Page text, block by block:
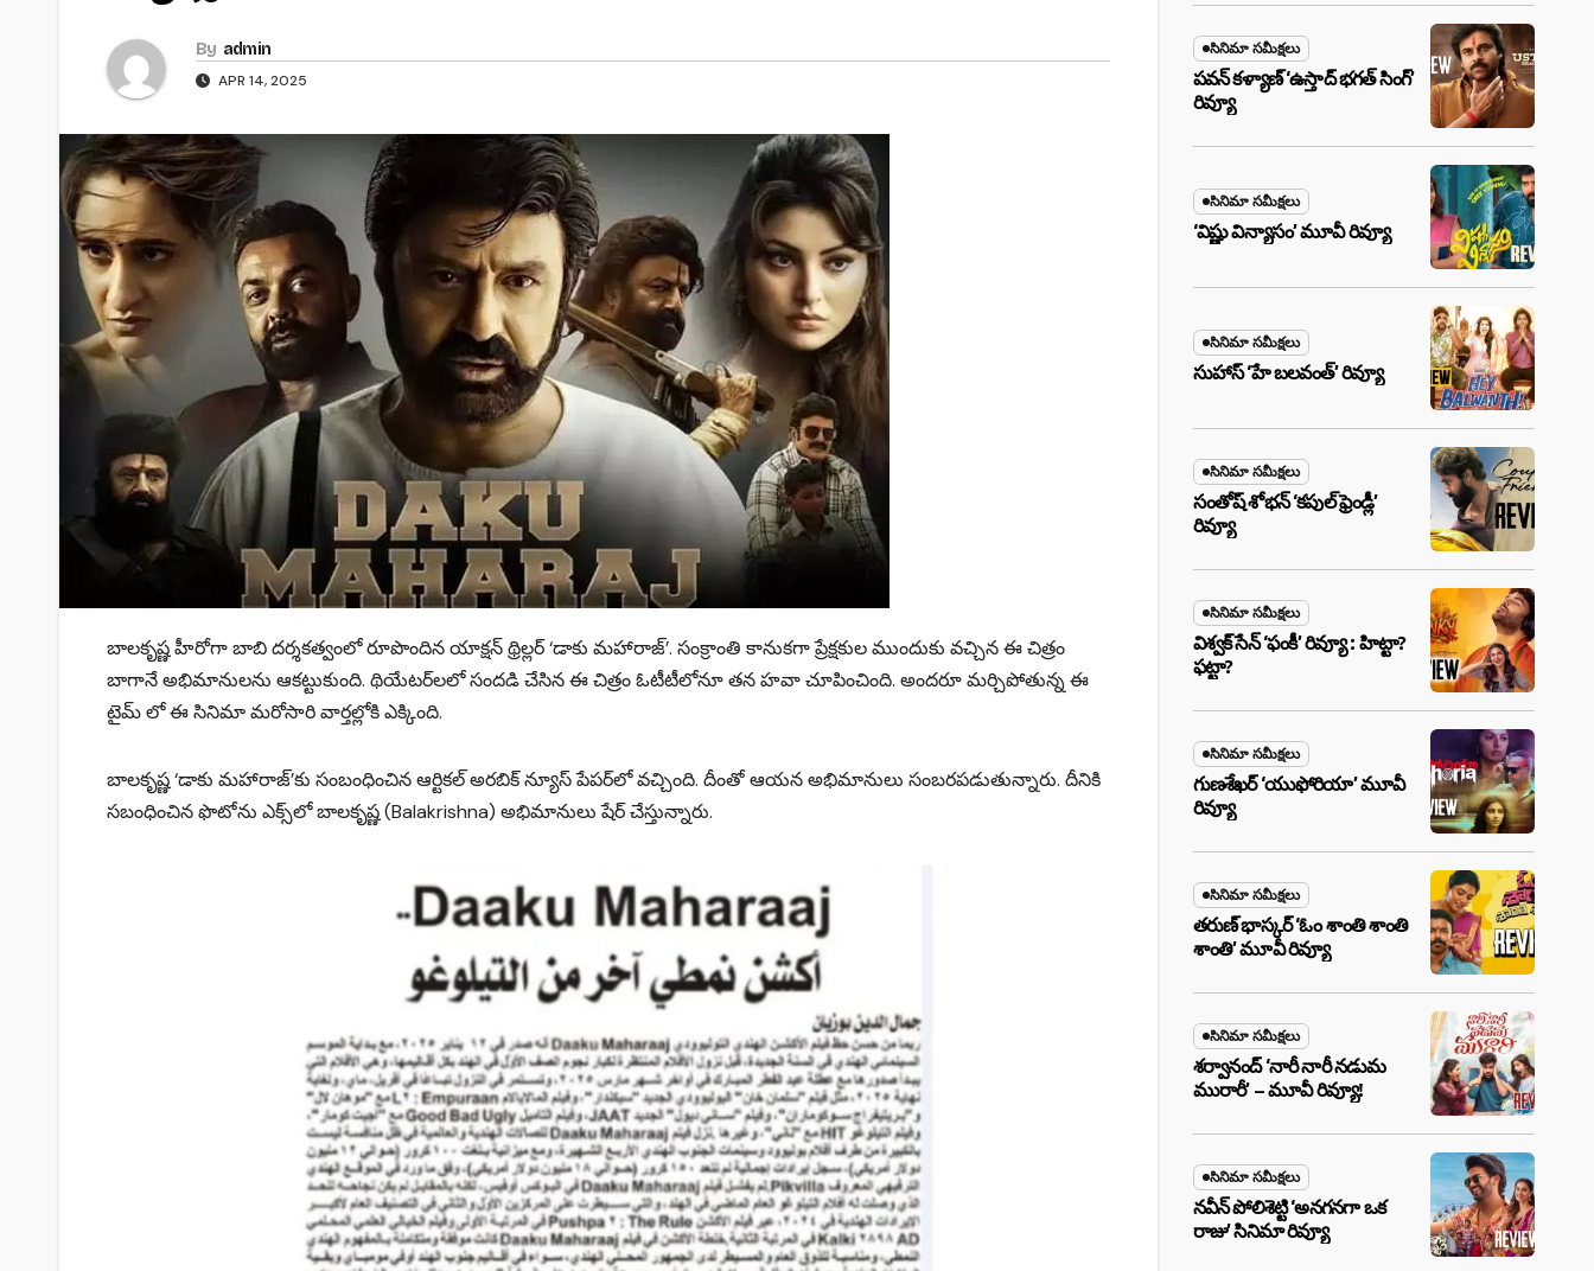
By admin
APR 14, 2025
బాలకృష్ణ హీరోగా బాబి దర్శకత్వంలో రూపొందిన యాక్షన్‌ థ్రిల్లర్‌ ‘డాకు మహారాజ్‌’. సంక్రాంతి కానుకగా ప్రేక్షకుల ముందుకు వచ్చిన ఈ చిత్రం
బాగానే అభిమానులను ఆకట్టుకుంది. థియేటర్‌లలో సందడి చేసిన ఈ చిత్రం ఓటీటీలోనూ తన హవా చూపించింది. అందరూ మర్చిపోతున్న ఈ
టైమ్ లో ఈ సినిమా మరోసారి వార్తల్లోకి ఎక్కింది.
బాలకృష్ణ ‘డాకు మహారాజ్‌’కు సంబంధించిన ఆర్టికల్‌ అరబిక్‌ న్యూస్‌ పేపర్‌లో వచ్చింది. దీంతో ఆయన అభిమానులు సంబరపడుతున్నారు. దీనికి
సబంధించిన ఫొటోను ఎక్స్‌లో బాలకృష్ణ (Balakrishna) అభిమానులు షేర్‌ చేస్తున్నారు.
సినిమా సమీక్షలు
పవన్ కళ్యాణ్ ‘ఉస్తాద్ భ‌గ‌త్ సింగ్’
రివ్యూ
సినిమా సమీక్షలు
‘విష్ణు విన్యాసం’ మూవీ రివ్యూ
సినిమా సమీక్షలు
సుహాస్ ‘హే బలవంత్’ రివ్యూ
సినిమా సమీక్షలు
సంతోష్ శోభన్ ‘కపుల్ ఫ్రెండ్లీ’
రివ్యూ
సినిమా సమీక్షలు
విశ్వక్ సేన్ ‘ఫంకీ’ రివ్యూ : హిట్టా?
ఫట్టా?
సినిమా సమీక్షలు
గుణశేఖర్ ‘యుఫోరియా’ మూవీ
రివ్యూ
సినిమా సమీక్షలు
తరుణ్ భాస్కర్ ‘ఓం శాంతి శాంతి
శాంతి’ మూవీ రివ్యూ
సినిమా సమీక్షలు
శర్వానంద్ ‘నారీ నారీ నడుమ
మురారీ’ – మూవీ రివ్యూ!
సినిమా సమీక్షలు
నవీన్ పోలిశెట్టి ‘అనగనగా ఒక
రాజు’ సినిమా రివ్యూ